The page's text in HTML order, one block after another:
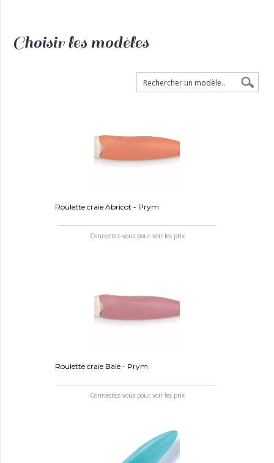
Choisir les modèles
Roulette craie Abricot - Prym
Connectez-vous pour voir les prix
Roulette craie Baie - Prym
Connectez-vous pour voir les prix